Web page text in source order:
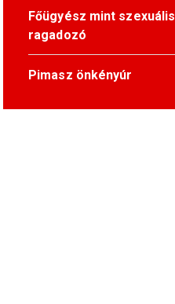
Főügyész mint szexuális
ragadozó
Pimasz önkényúr